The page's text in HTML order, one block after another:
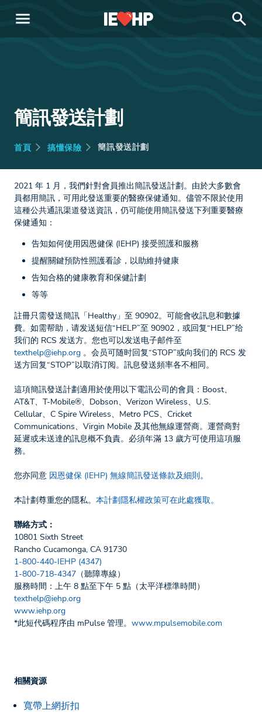
menu search
簡訊發送計劃
首頁 搞懂保險 簡訊發送計劃
2021 年 1 月，我們針對會員推出簡訊發送計劃。由於大多數會
員都用簡訊，可用此發送重要的醫療保健通知。儘管不限於使用
這種公共通訊渠道發送資訊，仍可能使用簡訊發送下列重要醫療
保健通知：
告知如何使用因恩健保 (IEHP) 接受照護和服務
提醒關鍵預防性照護看診，以助維持健康
告知合格的健康教育和保健計劃
等等
註冊只需發送簡訊「Healthy」至 90902。可能會收訊息和數據
費。如需帮助，请发送短信“HELP”至 90902，或回复“HELP”给
我们的 RCS 发送方。您也可以发送电子邮件至
texthelp@iehp.org 。会员可随时回复“STOP”或向我们的 RCS 发
送方回复“STOP”以取消订阅。訊息發送頻率各不相同。
這項簡訊發送計劃適用於使用以下電訊公司的會員：Boost、
AT&T、T-Mobile®、Dobson、Verizon Wireless、U.S.
Cellular、C Spire Wireless、Metro PCS、Cricket
Communications、Virgin Mobile 及其他無線運營商。運營商對
延遲或未送達的訊息概不負責。必須年滿 13 歲方可使用這項服
務。
您亦同意 因恩健保 (IEHP) 無線簡訊發送條款及細則。
本計劃尊重您的隱私。 本計劃隱私權政策可在此處獲取。
聯絡方式：
10801 Sixth Street
Rancho Cucamonga, CA 91730
1-800-440-IEHP (4347)
1-800-718-4347 （聽障專線）
服務時間：上午 8 點至下午 5 點（太平洋標準時間）
texthelp@iehp.org
www.iehp.org
*此短代碼程序由 mPulse 管理。 www.mpulsemobile.com
相關資源
寬帶上網折扣